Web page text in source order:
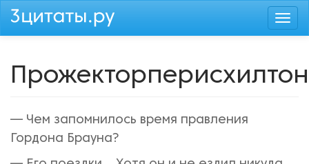
Перейти
Прожекторперисхилтон
— Чем запомнилось время правления
Гордона Брауна?